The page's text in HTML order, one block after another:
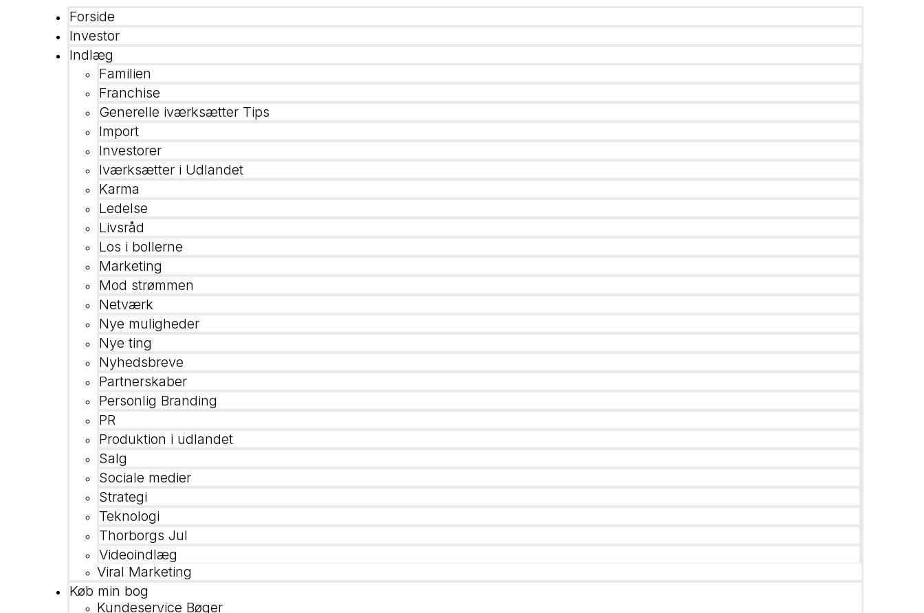
Forside
Investor
Indlæg
Familien
Franchise
Generelle iværksætter Tips
Import
Investorer
Iværksætter i Udlandet
Karma
Ledelse
Livsråd
Los i bollerne
Marketing
Mod strømmen
Netværk
Nye muligheder
Nye ting
Nyhedsbreve
Partnerskaber
Personlig Branding
PR
Produktion i udlandet
Salg
Sociale medier
Strategi
Teknologi
Thorborgs Jul
Videoindlæg
Viral Marketing
Køb min bog
Kundeservice Bøger